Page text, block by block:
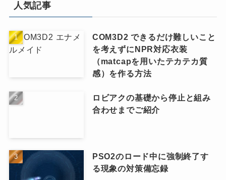
人気記事
COM3D2 できるだけ難しいこと
を考えずにNPR対応衣装
（matcapを用いたテカテカ質
感）を作る方法
ロビアクの基礎から停止と組み
合わせまでご紹介
PSO2のロード中に強制終了す
る現象の対策備忘録